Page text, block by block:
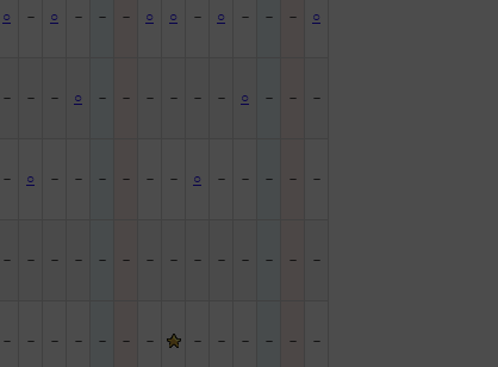
○ － ○ － － － ○ ○ － ○ － － － ○
－ － － ○ － － － － － － ○ － － －
－ ○ － － － － － － ○ － － － － －
－ － － － － － － － － － － － － －
－ － － － － － － － － － － － －